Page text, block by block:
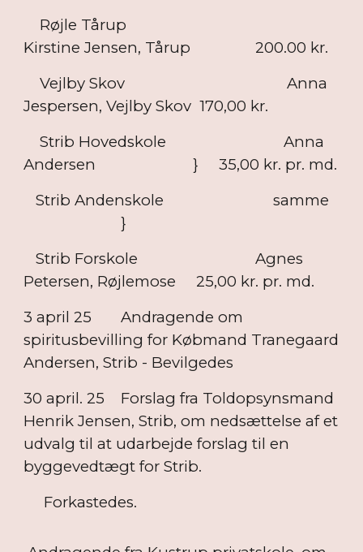
Røjle Tårup
Kirstine Jensen, Tårup 200.00 kr.
Vejlby Skov Anna
Jespersen, Vejlby Skov 170,00 kr.
Strib Hovedskole Anna
Andersen } 35,00 kr. pr. md.
Strib Andenskole samme
}
Strib Forskole Agnes
Petersen, Røjlemose 25,00 kr. pr. md.
3 april 25
Andragende om
spiritusbevilling for Købmand Tranegaard
Andersen, Strib - Bevilgedes
30 april. 25
Forslag fra Toldopsynsmand
Henrik Jensen, Strib, om nedsættelse af et
udvalg til at udarbejde forslag til en
byggevedtægt for Strib.
Forkastedes.